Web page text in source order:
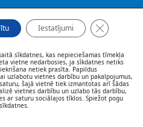
PAKALPOJUMI
sīkdatnes, kas nepieciešamas tīmekļa
vietne nedarbosies, ja sīkdatnes netiks
netiek prasīta. Papildus
uzlabotu vietnes darbību un pakalpojumus,
šajā vietnē tiek izmantotas arī šādas
vietnes darbību un uzlabo tās darbību,
ar saturu sociālajos tīklos. Spiežot pogu
Iestatījumi Close